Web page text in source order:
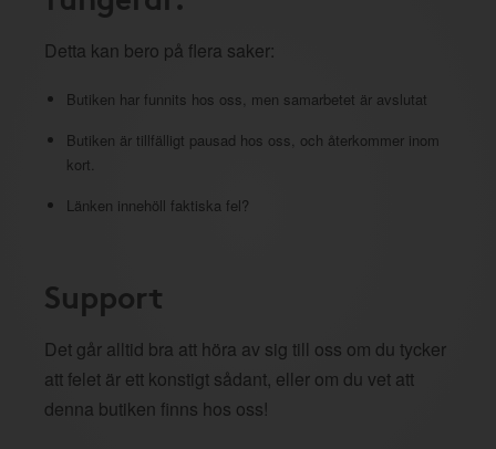
Detta kan bero på flera saker:
Butiken har funnits hos oss, men samarbetet är avslutat
Butiken är tillfälligt pausad hos oss, och återkommer inom
kort.
Länken innehöll faktiska fel?
Support
Det går alltid bra att höra av sig till oss om du tycker
att felet är ett konstigt sådant, eller om du vet att
denna butiken finns hos oss!